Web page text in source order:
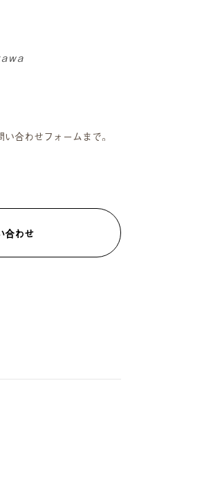
合わせフォームまで。
合わせ